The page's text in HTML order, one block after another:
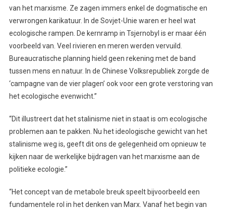
van het marxisme. Ze zagen immers enkel de dogmatische en
verwrongen karikatuur. In de Sovjet-Unie waren er heel wat
ecologische rampen. De kernramp in Tsjernobyl is er maar één
voorbeeld van. Veel rivieren en meren werden vervuild.
Bureaucratische planning hield geen rekening met de band
tussen mens en natuur. In de Chinese Volksrepubliek zorgde de
‘campagne van de vier plagen’ ook voor een grote verstoring van
het ecologische evenwicht.”
“Dit illustreert dat het stalinisme niet in staat is om ecologische
problemen aan te pakken. Nu het ideologische gewicht van het
stalinisme weg is, geeft dit ons de gelegenheid om opnieuw te
kijken naar de werkelijke bijdragen van het marxisme aan de
politieke ecologie.”
“Het concept van de metabole breuk speelt bijvoorbeeld een
fundamentele rol in het denken van Marx. Vanaf het begin van